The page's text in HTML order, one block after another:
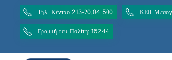
Τηλ. Κέντρο 213-20.04.500 ΚΕΠ
Γραμμή του Πολίτη: 15244